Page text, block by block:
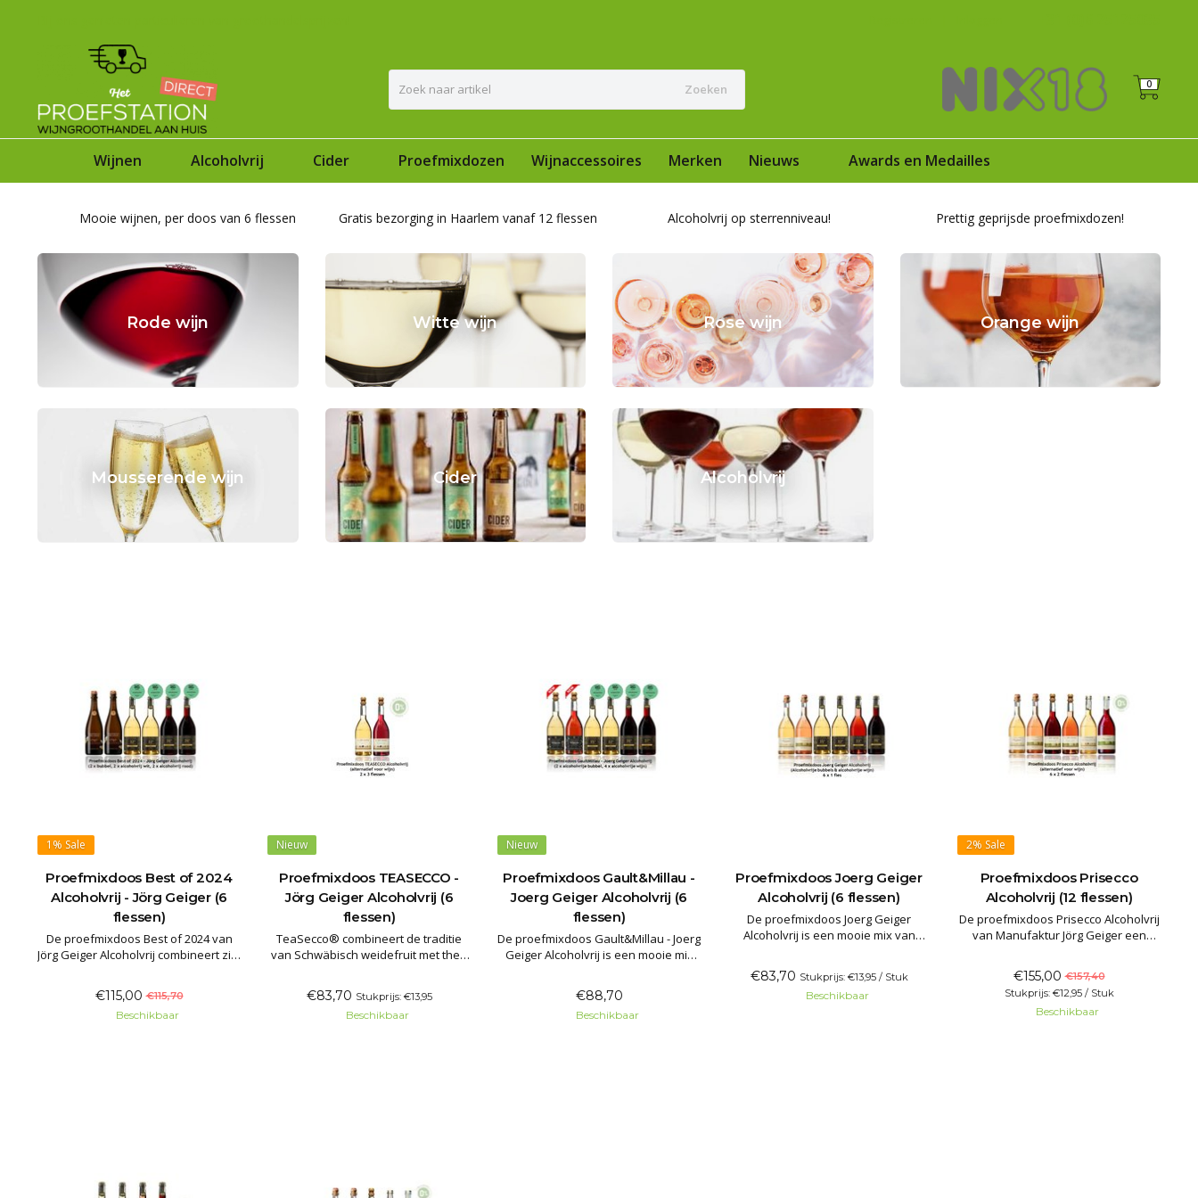
Zoeken 0
Wijnen Alcoholvrij Cider Proefmixdozen Wijnaccessoires Merken Nieuws Awards en Medailles
Mooie wijnen, per doos van 6 flessen Gratis bezorging in Haarlem vanaf 12 flessen Alcoholvrij op sterrenniveau! Prettig geprijsde proefmixdozen!
Rode wijn Witte wijn Rose wijn Orange wijn
Mousserende wijn Cider Alcoholvrij
1% Sale
Proefmixdoos Best of 2024
Alcoholvrij - Jörg Geiger (6
flessen)
De proefmixdoos Best of 2024 van
Jörg Geiger Alcoholvrij combineert zijn
gerenommeerde proevers! De stille
varianten kwamen als beste uit
alcoholvrijtest door restaurantgids
€115,00 €115,70
Beschikbaar
Nieuw
Proefmixdoos TEASECCO -
Jörg Geiger Alcoholvrij (6
flessen)
TeaSecco® combineert de traditie
van Schwäbisch weidefruit met thee
harmonie. Na het maken van de
blend van diverse fruitsappen
worden losse theebladeren
€83,70 Stukprijs: €13,95
Beschikbaar
Nieuw
Proefmixdoos Gault&Millau -
Joerg Geiger Alcoholvrij (6
flessen)
De proefmixdoos Gault&Millau - Joerg
Geiger Alcoholvrij is een mooie mix
alcoholvrije wijn van Manufaktur Jörg
Geiger uit zuid-Duitsland. De stille
varianten kwamen onlangs als beste
€88,70
Beschikbaar
Proefmixdoos Joerg Geiger
Alcoholvrij (6 flessen)
De proefmixdoos Joerg Geiger
Alcoholvrij is een mooie mix van
wijn van Manufaktur Jörg Geiger uit
zuid-Duitsland. De inhoud van 6
flessen mousserend wit,
€83,70 Stukprijs: €13,95 / Stuk
Beschikbaar
2% Sale
Proefmixdoos Prisecco
Alcoholvrij (12 flessen)
De proefmixdoos Prisecco Alcoholvrij
van Manufaktur Jörg Geiger een
De inhoud van 12 flessen bestaat uit
2 flessen mousserend wit, 4 flessen
mousserende rosé, 2 flessen
mousserend rood, 2 flessen fris wit, 2
€155,00 €157,40
Stukprijs: €12,95 / Stuk
Beschikbaar